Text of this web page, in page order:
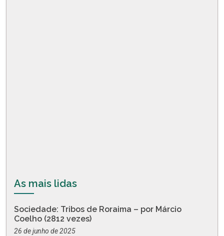
As mais lidas
Sociedade: Tribos de Roraima – por Márcio
Coelho (2812 vezes)
26 de junho de 2025